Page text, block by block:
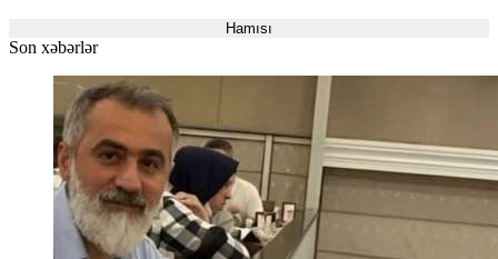
Hamısı
Son xəbərlər